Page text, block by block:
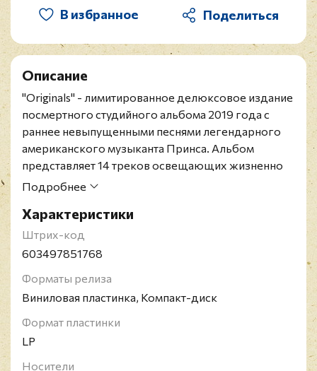
В избранное
Описание
"Originals" - лимитированное делюксовое издание
посмертного студийного альбома 2019 года с
раннее невыпущенными песнями легендарного
американского музыканта Принса. Альбом
представляет 14 треков освещающих жизненно
важную закулисную роль, которую Принс сыграл
самим Принсом, были отобраны совместно Троем
Картером от имени The Prince Estate и JAY-Z.
Поклонники таланта Принса смогут услышать
озвучивать треки.
Издание на двойном пурпурном виниле, включет
CD версию альбома, содержит 24-х страничный
буклет с рукописными текстами песен и редкими
Подробнее
Характеристики
Штрих-код
603497851768
Форматы релиза
Виниловая пластинка, Компакт-диск
Формат пластинки
LP
Носители